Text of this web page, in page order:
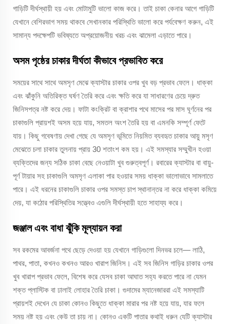
গাড়িটি দীর্ঘস্থায়ী হয় এবং মোটামুটি ভালো কাজ করে। তাই চাকা কেনার আগে গাড়িটি
যেখানে বেশিরভাগ সময় থাকবে সেখানকার পরিস্থিতি ভালো করে পর্যবেক্ষণ করুন, এই
সামান্য পদক্ষেপটি ভবিষ্যতে অপ্রয়োজনীয় খরচ এবং ঝামেলা এড়াতে পারে।
অসম পৃষ্ঠের চাকার দীর্ঘতা কীভাবে প্রভাবিত করে
সময়ের সাথে সাথে অমসৃণ মেঝে ক্যাস্টার চাকার ওপর খুব বড় প্রভাব ফেলে। ধাক্কা
এবং ঝাঁকুনি অতিরিক্ত ঘর্ষণ তৈরি করে এবং ক্ষতি করে যা সাধারণের চেয়ে দ্রুত
জিনিসপত্র নষ্ট করে দেয়। ফাটা কংক্রিট বা ক্রাশার পথে মাসের পর মাস ঘূর্ণনের পর
চাকাগুলি প্রায়শই অসম হয়ে যায়, সমতল অংশ তৈরি হয় বা এমনকি সম্পূর্ণ ফেটে
যায়। কিছু গবেষণায় দেখা গেছে যে অমসৃণ ভূমিতে নিয়মিত ব্যবহৃত চাকার আয়ু মসৃণ
মেঝেতে চলা চাকার তুলনায় প্রায় 30 শতাংশ কম হয়। এই সমস্যার সম্মুখীন হওয়া
ব্যক্তিদের জন্য সঠিক চাকা বেছে নেওয়াটা খুব গুরুত্বপূর্ণ। রবারের ক্যাস্টার বা বায়ু-
পূর্ণ টায়ার সহ চাকাগুলি অমসৃণ এলাকা পার হওয়ার সময় ধাক্কা ভালোভাবে সামলাতে
পারে। এই ধরনের চাকাগুলি চাকার ওপর সমস্ত চাপ স্থানান্তর না করে ধাক্কা কমিয়ে
দেয়, যা কঠোর পরিস্থিতির সত্ত্বেও এগুলি দীর্ঘস্থায়ী হতে সাহায্য করে।
জঞ্জাল এবং বাধা ঝুঁকি মূল্যায়ন করা
সব রকমের আবর্জনা পথে ছেড়ে দেওয়া হয় যেখানে গাড়িগুলো দিনভর চলে— লাঠি,
পাথর, পাতা, কখনও কখনও আরও খারাপ জিনিস। এই সব জিনিস গাড়ির চাকার ওপর
খুব খারাপ প্রভাব ফেলে, বিশেষ করে যেসব চাকা আঘাত সহ্য করতে পারে না যেমন
শক্ত প্লাস্টিক বা ঢালাই লোহার তৈরি চাকা। গুদামের ম্যানেজাররা এই সমস্যাটি
প্রায়শই দেখেন যে চাকা কোনও কিছুতে ধাক্কা মারার পর নষ্ট হয়ে যায়, যার ফলে
সময় নষ্ট হয় এবং কেউ তা চায় না। কোনও একটি পাতার কথাই ধরুন যেটি ক্যাস্টার